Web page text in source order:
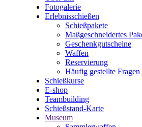
Fotogalerie
Erlebnisschießen
Schießpakete
Maßgeschneidertes
Geschenkgutscheine
Waffen
Reservierung
Häufig gestellte Fragen
Schießkurse
E-shop
Teambuilding
Schießstand-Karte
Museum